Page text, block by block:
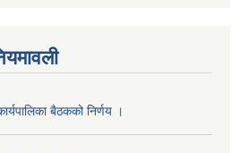
बैठकको निर्णय ।